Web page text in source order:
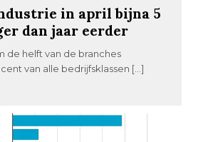
in april bijna 5
dan jaar eerder
de helft van de branches
van alle bedrijfsklassen […]